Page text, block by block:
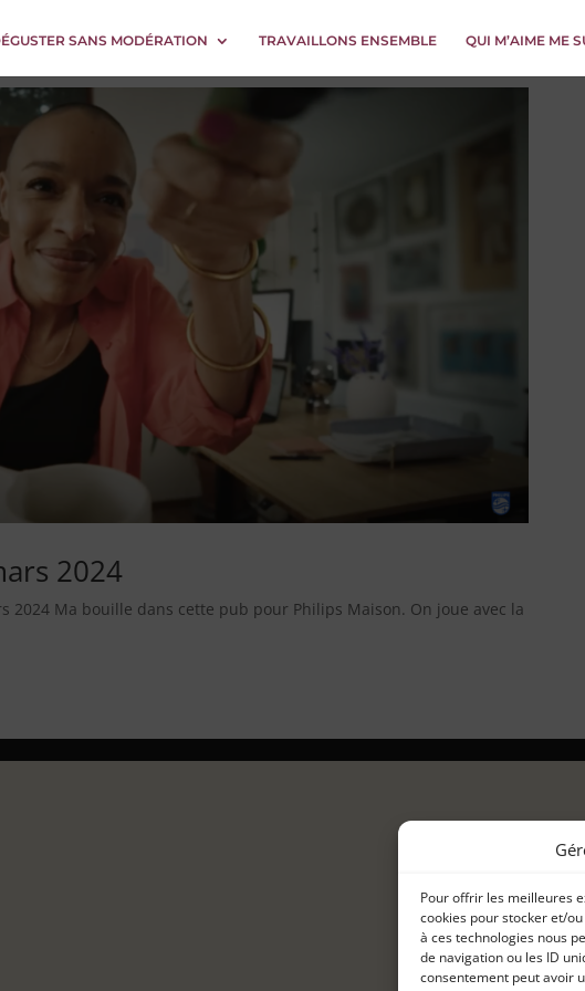
Pour offrir les meilleures
cookies pour stocker et/
à ces technologies nous
de navigation ou les ID
consentement peut avoir
SANS MODÉRATION TRAVAILLONS ENSEMBLE QUI M’AIME ME
2024
2024 Ma bouille dans cette pub pour Philips Maison. On joue avec la